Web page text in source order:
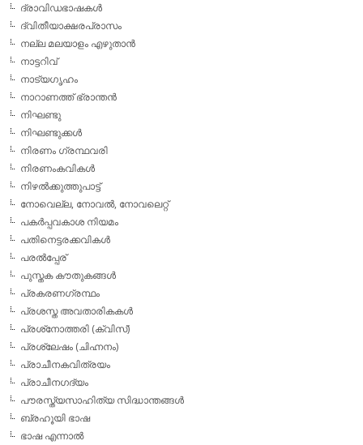
ദ്രാവിഡഭാഷകള്‍
ദ്വിതീയാക്ഷരപ്രാസം
നല്ല മലയാളം എഴുതാന്‍
നാട്ടറിവ്
നാട്യഗൃഹം
നാറാണത്ത് ഭ്രാന്തന്‍
നിഘണ്ടു
നിഘണ്ടുക്കള്‍
നിരണം ഗ്രന്ഥവരി
നിരണംകവികള്‍
നിഴല്‍ക്കുത്തുപാട്ട്
നോവെല്ല, നോവല്‍, നോവലെറ്റ്
പകര്‍പ്പവകാശ നിയമം
പതിനെട്ടരക്കവികള്‍
പരല്‍പ്പേര്
പുസ്തക കൗതുകങ്ങള്‍
പ്രകരണഗ്രന്ഥം
പ്രശസ്ത അവതാരികകള്‍
പ്രശ്‌നോത്തരി (ക്വിസ്)
പ്രശ്ലേഷം (ചിഹ്നനം)
പ്രാചീനകവിത്രയം
പ്രാചീനഗദ്യം
പൗരസ്ത്യസാഹിത്യ സിദ്ധാന്തങ്ങള്‍
ബ്രഹൂയി ഭാഷ
ഭാഷ എന്നാല്‍